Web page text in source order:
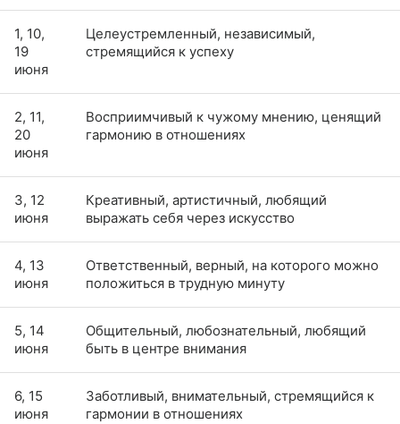
1, 10,
19
июня
Целеустремленный, независимый,
стремящийся к успеху
2, 11,
20
июня
Восприимчивый к чужому мнению, ценящий
гармонию в отношениях
3, 12
июня
Креативный, артистичный, любящий
выражать себя через искусство
4, 13
июня
Ответственный, верный, на которого можно
положиться в трудную минуту
5, 14
июня
Общительный, любознательный, любящий
быть в центре внимания
6, 15
июня
Заботливый, внимательный, стремящийся к
гармонии в отношениях